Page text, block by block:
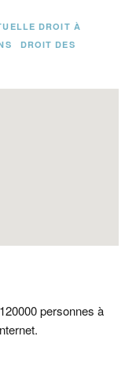
DROIT À
DROIT DES
personnes à